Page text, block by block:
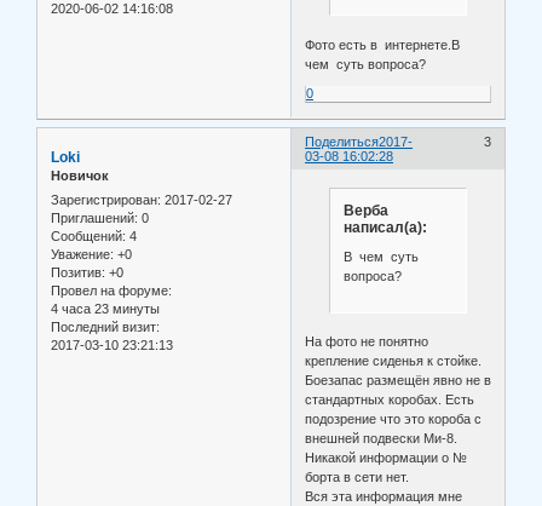
2020-06-02 14:16:08
Фото есть в интернете.В
чем суть вопроса?
0
Поделиться 3
2017-
03-08 16:02:28
Loki
Новичок
Зарегистрирован: 2017-02-27
Приглашений: 0
Сообщений: 4
Уважение: +0
Позитив: +0
Провел на форуме:
4 часа 23 минуты
Последний визит:
2017-03-10 23:21:13
Верба
написал(а):
В чем суть
вопроса?
На фото не понятно
крепление сиденья к стойке.
Боезапас размещён явно не в
стандартных коробах. Есть
подозрение что это короба с
внешней подвески Ми-8.
Никакой информации о №
борта в сети нет.
Вся эта информация мне